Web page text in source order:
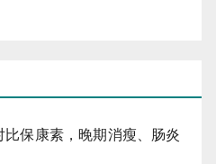
保康素，晚期消瘦、肠炎